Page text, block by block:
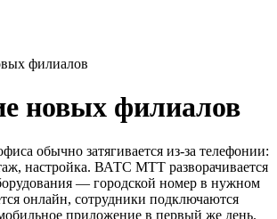
филиалов
новых филиалов
обычно затягивается из-за телефонии:
настройка. ВАТС МТТ разворачивается
— городской номер в нужном
онлайн, сотрудники подключаются
приложение в первый же день.